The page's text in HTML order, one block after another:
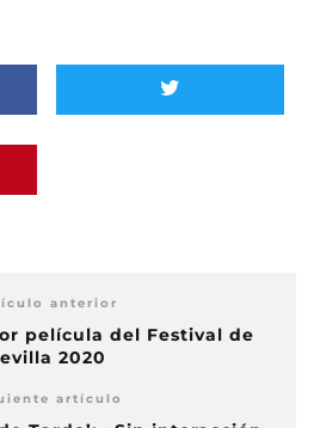
anterior
película del Festival de
2020
artículo